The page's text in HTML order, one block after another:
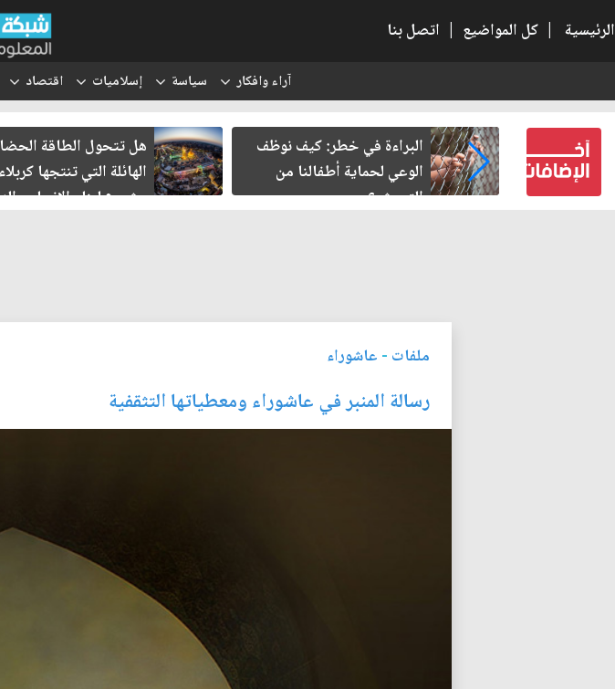
الرئيسية | كل المواضيع | اتصل بنا
آراء وافكار سياسة إسلاميات اقتصاد
بيد
البراءة في خطر: كيف نوظف
الوعي لحماية أطفالنا من
التحرش؟
هل تتحول الطاقة الحضارية
الهائلة التي تنتجها كربلاء إلى
مشروع لبناء الإنسان والدولة
ملفات - عاشوراء
رسالة المنبر في عاشوراء ومعطياتها التثقفية